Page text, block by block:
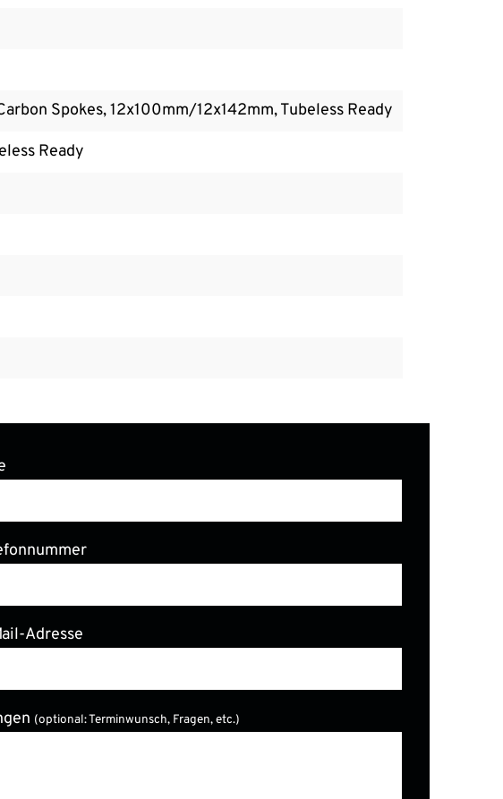
Spokes, 12x100mm/12x142mm, Tubeless Ready
Ready
Adresse
dieses Feld leer.
(optional: Terminwunsch, Fragen, etc.)